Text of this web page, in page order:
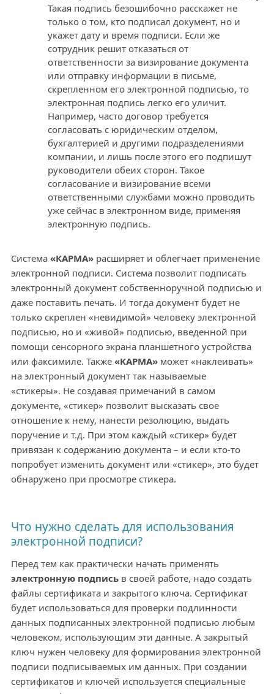
Такая подпись безошибочно расскажет не
только о том, кто подписал документ, но и
укажет дату и время подписи. Если же
сотрудник решит отказаться от
ответственности за визирование документа
или отправку информации в письме,
скрепленном его электронной подписью, то
электронная подпись легко его уличит.
Например, часто договор требуется
согласовать с юридическим отделом,
бухгалтерией и другими подразделениями
компании, и лишь после этого его подпишут
руководители обеих сторон. Такое
согласование и визирование всеми
ответственными службами можно проводить
уже сейчас в электронном виде, применяя
электронную подпись.
Система «КАРМА»расширяет и облегчает применение
электронной подписи. Система позволит подписать
электронный документ собственноручной подписью и
даже поставить печать. И тогда документ будет не
только скреплен «невидимой» человеку электронной
подписью, но и «живой» подписью, введенной при
помощи сенсорного экрана планшетного устройства
или факсимиле. Также «КАРМА»может «наклеивать»
на электронный документ так называемые
«стикеры». Не создавая примечаний в самом
документе, «стикер» позволит высказать свое
отношение к нему, нанести резолюцию, выдать
поручение и т.д. При этом каждый «стикер» будет
привязан к содержанию документа – и если кто-то
попробует изменить документ или «стикер», это будет
обнаружено при просмотре стикера.
Что нужно сделать для использования
электронной подписи?
Перед тем как практически начать применять
электронную подписьв своей работе, надо создать
файлы сертификата и закрытого ключа. Сертификат
будет использоваться для проверки подлинности
данных подписанных электронной подписью любым
человеком, использующим эти данные. А закрытый
ключ нужен человеку для формирования электронной
подписи подписываемых им данных. При создании
сертификатов и ключей используется специальные